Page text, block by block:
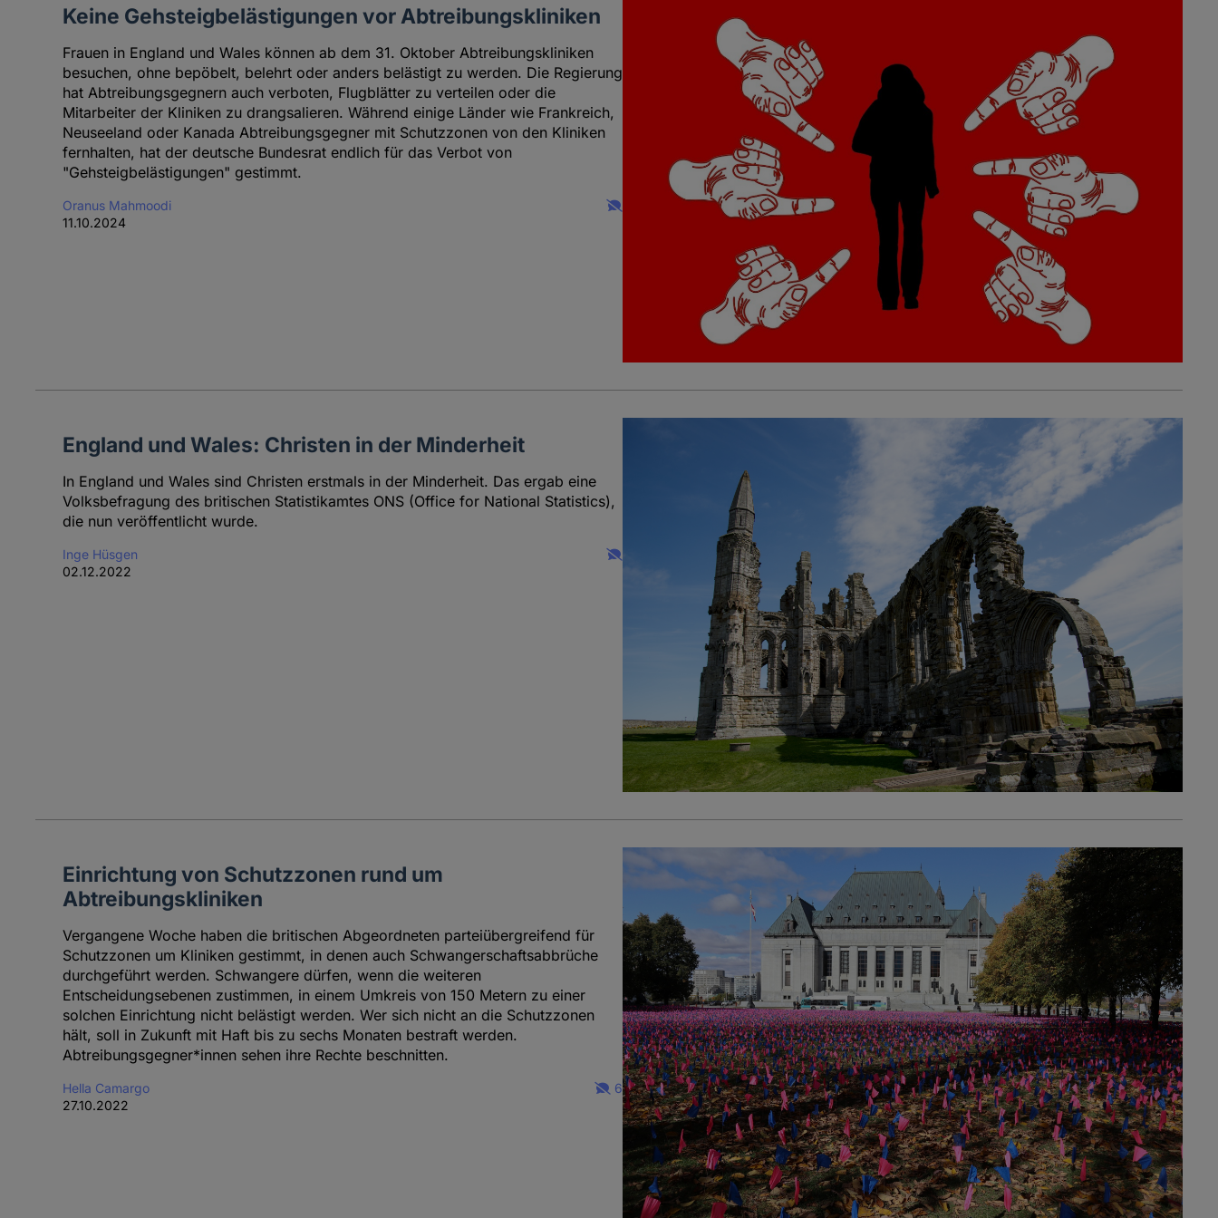
Keine Gehsteigbelästigungen vor Abtreibungskliniken
Frauen in England und Wales können ab dem 31. Oktober Abtreibungskliniken
besuchen, ohne bepöbelt, belehrt oder anders belästigt zu werden. Die Regierung
hat Abtreibungsgegnern auch verboten, Flugblätter zu verteilen oder die
Mitarbeiter der Kliniken zu drangsalieren. Während einige Länder wie Frankreich,
Neuseeland oder Kanada Abtreibungsgegner mit Schutzzonen von den Kliniken
fernhalten, hat der deutsche Bundesrat endlich für das Verbot von
"Gehsteigbelästigungen" gestimmt.
Oranus Mahmoodi
11.10.2024
England und Wales: Christen in der Minderheit
In England und Wales sind Christen erstmals in der Minderheit. Das ergab eine
Volksbefragung des britischen Statistikamtes ONS (Office for National Statistics),
die nun veröffentlicht wurde.
Inge Hüsgen
02.12.2022
Einrichtung von Schutzzonen rund um
Abtreibungskliniken
Vergangene Woche haben die britischen Abgeordneten parteiübergreifend für
Schutzzonen um Kliniken gestimmt, in denen auch Schwangerschaftsabbrüche
durchgeführt werden. Schwangere dürfen, wenn die weiteren
Entscheidungsebenen zustimmen, in einem Umkreis von 150 Metern zu einer
solchen Einrichtung nicht belästigt werden. Wer sich nicht an die Schutzzonen
hält, soll in Zukunft mit Haft bis zu sechs Monaten bestraft werden.
Abtreibungsgegner*innen sehen ihre Rechte beschnitten.
Hella Camargo
27.10.2022
6